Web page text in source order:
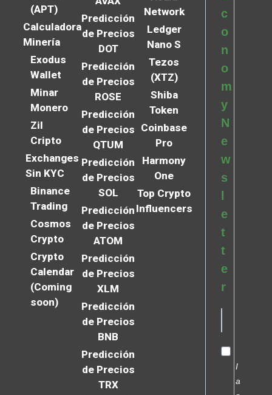
(APT)
Calculadora
Minería
Exodus
Wallet
Minar
Monero
Zil
Cripto
Exchanges
Sin KYC
Binance
Trading
Cosmos
Crypto
Crypto
Calendar
(Coming
soon)
Predicción
de Precios
DOT
Predicción
de Precios
ROSE
Predicción
de Precios
QTUM
Predicción
de Precios
SOL
Predicción
de Precios
ATOM
Predicción
de Precios
XLM
Predicción
de Precios
BNB
Predicción
de Precios
TRX
Network
Ledger
Nano S
Tezos
(XTZ)
Shiba
Token
Coinbase
Pro
Harmony
One
Top Crypto
Influencers
c
o
n
o
m
y
N
e
w
s
e
t
t
e
r
I
a